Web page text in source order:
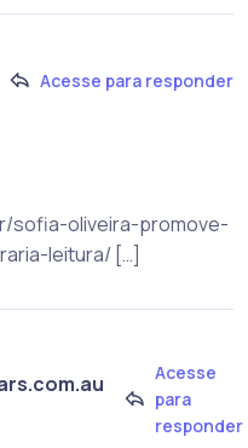
Acesse para responder
sofia-oliveira-promove-
leitura/ […]
Acesse
para
responder